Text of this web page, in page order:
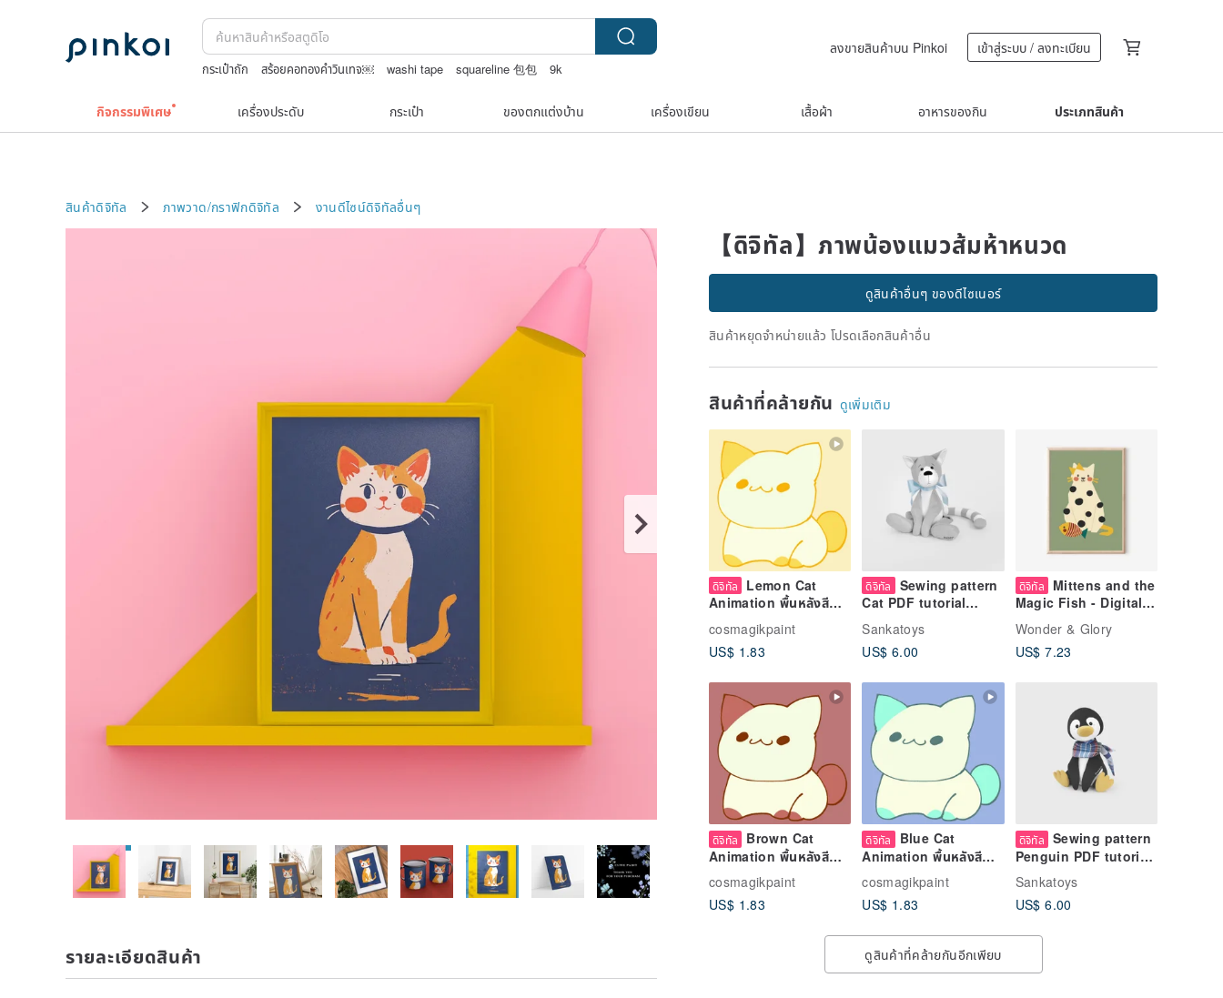
กระเป๋าถัก สร้อยคอทองคำวินเทจ￼ washi tape squareline 包包
9k
ลงขายสินค้าบน Pinkoi เข้าสู่ระบบ / ลงทะเบียน
กิจกรรมพิเศษ เครื่องประดับ กระเป๋า ของตกแต่งบ้าน เครื่องเขียน เสื้อผ้า อาหารของกิน ประเภทสินค้า
สินค้าดิจิทัล ภาพวาด/กราฟิกดิจิทัล งานดีไซน์ดิจิทัลอื่นๆ
【ดิจิทัล】ภาพน้องแมวส้มห้าหนวด
ดูสินค้าอื่นๆ ของดีไซเนอร์
สินค้าหยุดจำหน่ายแล้ว โปรดเลือกสินค้าอื่น
สินค้าที่คล้ายกัน ดูเพิ่มเติม
ดิจิทัล
Lemon Cat
Animation พื้นหลังสี
เขียวใช้สำหรับตกแต่งวิดิ
โอคอนเทนต์
cosmagikpaint
US$ 1.83
ดิจิทัล
Sewing pattern
Cat PDF tutorial
Kitten Digital
Download
Sankatoys
US$ 6.00
ดิจิทัล
Mittens and the
Magic Fish - Digital
Download Nursery
Poster
Wonder & Glory
US$ 7.23
ดิจิทัล
Brown Cat
Animation พื้นหลังสี
เขียวใช้สำหรับตกแต่งวิดิ
โอคอนเทนต์
cosmagikpaint
US$ 1.83
ดิจิทัล
Blue Cat
Animation พื้นหลังสี
เขียวใช้สำหรับตกแต่งวิดิ
โอคอนเทนต์
cosmagikpaint
US$ 1.83
ดิจิทัล Sewing pattern
Penguin PDF tutorial
Digital Download
Sankatoys
US$ 6.00
ดูสินค้าที่คล้ายกันอีกเพียบ
รายละเอียดสินค้า